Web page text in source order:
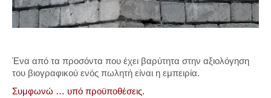
Ένα από τα προσόντα που έχει βαρύτητα στην αξιολόγηση
του βιογραφικού ενός πωλητή είναι η εμπειρία.
Συμφωνώ … υπό προϋποθέσεις.